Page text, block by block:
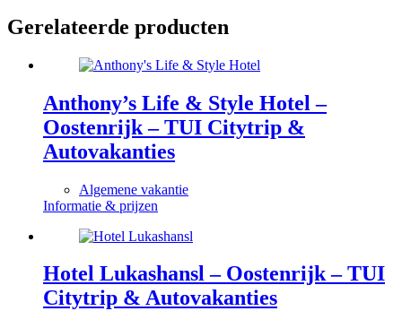
Gerelateerde producten
Anthony’s Life & Style Hotel –
Oostenrijk – TUI Citytrip &
Autovakanties
Algemene vakantie
Informatie & prijzen
Hotel Lukashansl – Oostenrijk – TUI
Citytrip & Autovakanties